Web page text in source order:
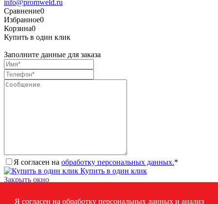
info@promweld.ru
Сравнение0
Избранное0
Корзина0
Купить в один клик
Заполните данные для заказа
Я согласен на обработку персональных данных.*
Купить в один клик
Закрыть окно
Я согласен на обработку персональных данных и анализ